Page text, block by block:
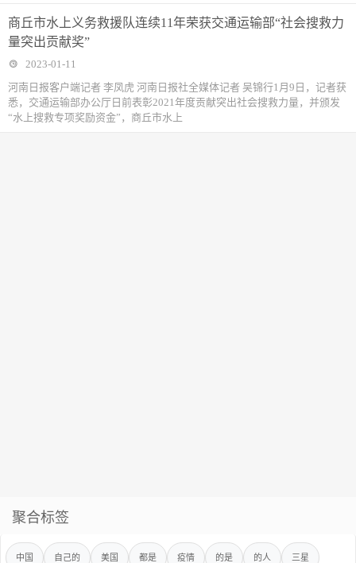
商丘市水上义务救援队连续11年荣获交通运输部“社会搜救力
量突出贡献奖”
2023-01-11
河南日报客户端记者 李凤虎 河南日报社全媒体记者 吴锦行1月9日，记者获
悉，交通运输部办公厅日前表彰2021年度贡献突出社会搜救力量，并颁发
“水上搜救专项奖励资金”，商丘市水上
聚合标签
中国 自己的 美国 都是 疫情 的是 的人 三星